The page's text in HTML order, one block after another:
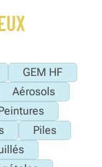
GEM HF
Aérosols
Piles